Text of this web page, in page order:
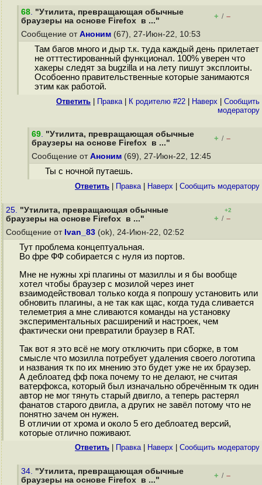
68. "Утилита, превращающая обычные
браузеры на основе Firefox в ..."
+ / –
Сообщение от Аноним (67), 27-Июн-22, 10:53
Там багов много и дыр т.к. туда каждый день прилетает
не отттестированный функционал. 100% уверен что
хакеры следят за bugzilla и на лету пишут эксплоиты.
Особоенно правительственные которые занимаются
этим как работой.
Ответить Правка| К родителю #22 Наверх
Cообщить
модератору
69. "Утилита, превращающая обычные
браузеры на основе Firefox в ..."
+ / –
Сообщение от Аноним (69), 27-Июн-22, 12:45
Ты с ночной путаешь.
Ответить Правка| Наверх Cообщить модератору
25. "Утилита, превращающая обычные
браузеры на основе Firefox в ..."
+2
+ / –
Сообщение от Ivan_83 (ok), 24-Июн-22, 02:52
Тут проблема концептуальная.
Во фре ФФ собирается с нуля из портов.
Мне не нужны xpi плагины от мазиллы и я бы вообще
хотел чтобы браузер с мозилой через инет
взаимодействовал только когда я попрошу установить или
обновить плагины, а не так как щас, когда туда сливается
телеметрия а мне сливаются команды на установку
экспериментальных расширений и настроек, чем
фактически они превратили браузер в RAT.
Так вот я это всё не могу отключить при сборке, в том
смысле что мозилла потребует удаления своего логотипа
и названия тк по их мнению это будет уже не их браузер.
А деблоатед фф пока почему то не делают, не считая
ватерфокса, который был изначально обречённым тк один
автор не мог тянуть старый двигло, а теперь растерял
фанатов старого двигла, а других не завёл потому что не
понятно зачем он нужен.
В отличии от хрома и около 5 его деблоатед версий,
которые отлично поживают.
Ответить Правка| Наверх Cообщить модератору
34. "Утилита, превращающая обычные
браузеры на основе Firefox в ..."
+ / –